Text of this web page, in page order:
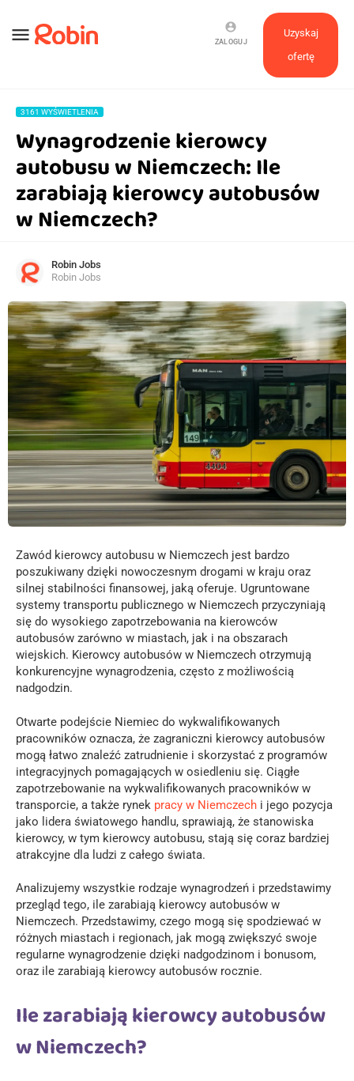
menu
Uzyskaj
ofertę
account_circle
ZALOGUJ
3161 WYŚWIETLENIA
Wynagrodzenie kierowcy
autobusu w Niemczech: Ile
zarabiają kierowcy autobusów
w Niemczech?
Robin Jobs
Robin Jobs
Zawód kierowcy autobusu w Niemczech jest bardzo
poszukiwany dzięki nowoczesnym drogami w kraju oraz
silnej stabilności finansowej, jaką oferuje. Ugruntowane
systemy transportu publicznego w Niemczech przyczyniają
się do wysokiego zapotrzebowania na kierowców
autobusów zarówno w miastach, jak i na obszarach
wiejskich. Kierowcy autobusów w Niemczech otrzymują
konkurencyjne wynagrodzenia, często z możliwością
nadgodzin.
Otwarte podejście Niemiec do wykwalifikowanych
pracowników oznacza, że zagraniczni kierowcy autobusów
mogą łatwo znaleźć zatrudnienie i skorzystać z programów
integracyjnych pomagających w osiedleniu się. Ciągłe
zapotrzebowanie na wykwalifikowanych pracowników w
transporcie, a także rynek pracy w Niemczech i jego pozycja
jako lidera światowego handlu, sprawiają, że stanowiska
kierowcy, w tym kierowcy autobusu, stają się coraz bardziej
atrakcyjne dla ludzi z całego świata.
Analizujemy wszystkie rodzaje wynagrodzeń i przedstawimy
przegląd tego, ile zarabiają kierowcy autobusów w
Niemczech. Przedstawimy, czego mogą się spodziewać w
różnych miastach i regionach, jak mogą zwiększyć swoje
regularne wynagrodzenie dzięki nadgodzinom i bonusom,
oraz ile zarabiają kierowcy autobusów rocznie.
Ile zarabiają kierowcy autobusów
w Niemczech?